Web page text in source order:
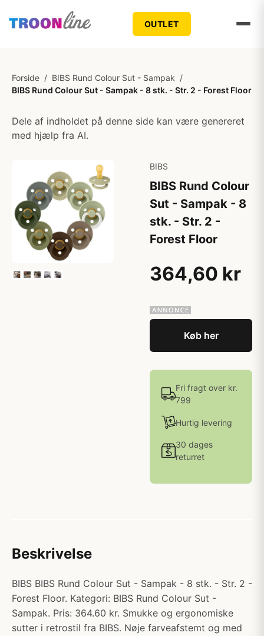
OUTLET
Forside / BIBS Rund Colour Sut - Sampak /
BIBS Rund Colour Sut - Sampak - 8 stk. - Str. 2 - Forest Floor
Dele af indholdet på denne side kan være genereret
med hjælp fra AI.
BIBS
BIBS Rund Colour
Sut - Sampak - 8
stk. - Str. 2 -
Forest Floor
364,60 kr
Køb her
Fri fragt over kr.
799
Hurtig levering
30 dages
returret
Beskrivelse
BIBS BIBS Rund Colour Sut - Sampak - 8 stk. - Str. 2 -
Forest Floor. Kategori: BIBS Rund Colour Sut -
Sampak. Pris: 364.60 kr. Smukke og ergonomiske
sutter i retrostil fra BIBS. Nøje farveafstemt og med